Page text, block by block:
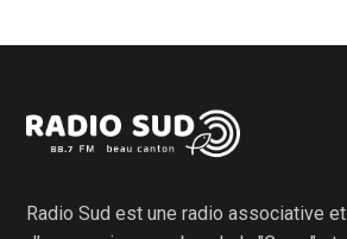
Radio Sud est une radio associative et